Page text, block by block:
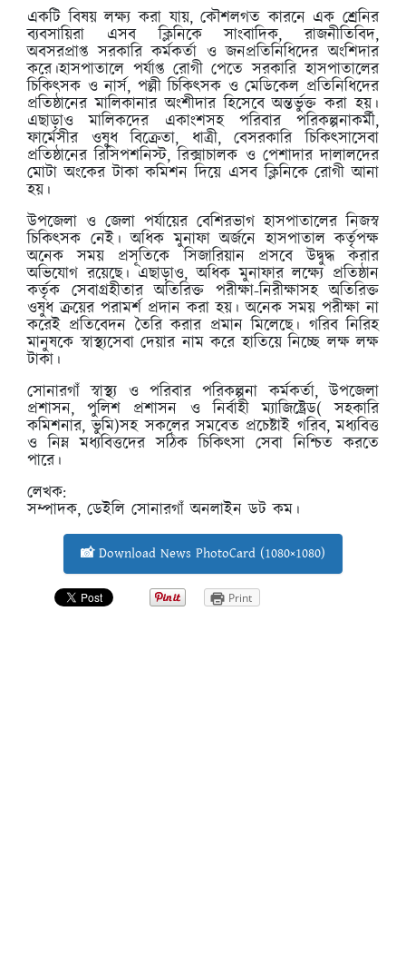
একটি বিষয় লক্ষ্য করা যায়, কৌশলগত কারনে এক শ্রেনির
ব্যবসায়িরা এসব ক্লিনিকে সাংবাদিক, রাজনীতিবিদ,
অবসরপ্রাপ্ত সরকারি কর্মকর্তা ও জনপ্রতিনিধিদের অংশিদার
করে।হাসপাতালে পর্যাপ্ত রোগী পেতে সরকারি হাসপাতালের
চিকিৎসক ও নার্স, পল্লী চিকিৎসক ও মেডিকেল প্রতিনিধিদের
প্রতিষ্ঠানের মালিকানার অংশীদার হিসেবে অন্তর্ভুক্ত করা হয়।
এছাড়াও মালিকদের একাংশসহ পরিবার পরিকল্পনাকর্মী,
ফার্মেসীর ওষুধ বিক্রেতা, ধাত্রী, বেসরকারি চিকিৎসাসেবা
প্রতিষ্ঠানের রিসিপশনিস্ট, রিক্সাচালক ও পেশাদার দালালদের
মোটা অংকের টাকা কমিশন দিয়ে এসব ক্লিনিকে রোগী আনা
হয়।
উপজেলা ও জেলা পর্যায়ের বেশিরভাগ হাসপাতালের নিজস্ব
চিকিৎসক নেই। অধিক মুনাফা অর্জনে হাসপাতাল কর্তৃপক্ষ
অনেক সময় প্রসূতিকে সিজারিয়ান প্রসবে উদ্বুদ্ধ করার
অভিযোগ রয়েছে। এছাড়াও, অধিক মুনাফার লক্ষ্যে প্রতিষ্ঠান
কর্তৃক সেবাগ্রহীতার অতিরিক্ত পরীক্ষা-নিরীক্ষাসহ অতিরিক্ত
ওষুধ ক্রয়ের পরামর্শ প্রদান করা হয়। অনেক সময় পরীক্ষা না
করেই প্রতিবেদন তৈরি করার প্রমান মিলেছে। গরিব নিরিহ
মানুষকে স্বাস্থ্যসেবা দেয়ার নাম করে হাতিয়ে নিচ্ছে লক্ষ লক্ষ
টাকা।
সোনারগাঁ স্বাস্থ্য ও পরিবার পরিকল্পনা কর্মকর্তা, উপজেলা
প্রশাসন, পুলিশ প্রশাসন ও নির্বাহী ম্যাজিষ্ট্রেড( সহকারি
কমিশনার, ভুমি)সহ সকলের সমবেত প্রচেষ্টাই গরিব, মধ্যবিত্ত
ও নিম্ন মধ্যবিত্তদের সঠিক চিকিৎসা সেবা নিশ্চিত করতে
পারে।
লেখক:
সম্পাদক, ডেইলি সোনারগাঁ অনলাইন ডট কম।
📸 Download News PhotoCard (1080×1080)
Print